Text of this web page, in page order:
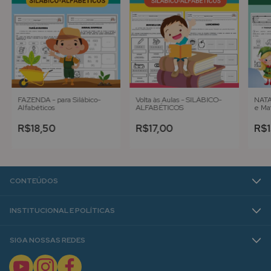
FAZENDA - para Silábico-
Alfabéticos
R$18,50
Volta às Aulas - SILÁBICO-
ALFABÉTICOS
R$17,00
e
CONTEÚDOS
INSTITUCIONAL E POLÍTICAS
SIGA NOSSAS REDES